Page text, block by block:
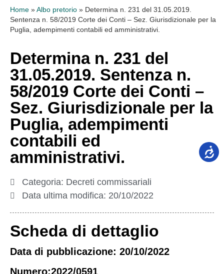
Home » Albo pretorio » Determina n. 231 del 31.05.2019.
Sentenza n. 58/2019 Corte dei Conti – Sez. Giurisdizionale per la
Puglia, adempimenti contabili ed amministrativi.
Determina n. 231 del
31.05.2019. Sentenza n.
58/2019 Corte dei Conti –
Sez. Giurisdizionale per la
Puglia, adempimenti
contabili ed
amministrativi.
Categoria: Decreti commissariali
Data ultima modifica: 20/10/2022
Scheda di dettaglio
Data di pubblicazione: 20/10/2022
Numero:2022/0591